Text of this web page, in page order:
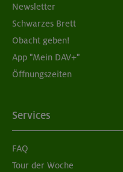
Newsletter
Schwarzes Brett
Obacht geben!
App "Mein DAV+"
Öffnungszeiten
Services
FAQ
Tour der Woche